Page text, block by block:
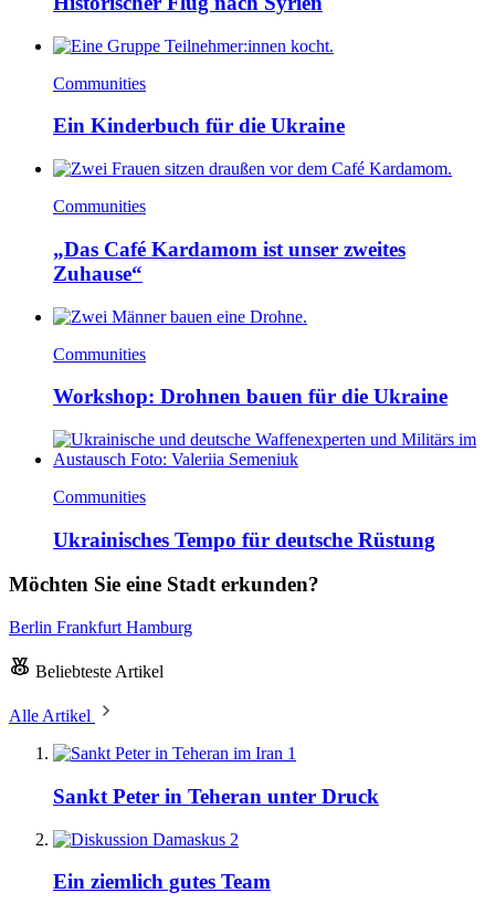
Communities
Ein Kinderbuch für die Ukraine
Communities
„Das Café Kardamom ist unser zweites
Zuhause“
Communities
Workshop: Drohnen bauen für die Ukraine
Communities
Ukrainisches Tempo für deutsche Rüstung
Möchten Sie eine Stadt erkunden?
Berlin Frankfurt Hamburg
Beliebteste Artikel
Alle Artikel
1
Sankt Peter in Teheran unter Druck
2
Ein ziemlich gutes Team